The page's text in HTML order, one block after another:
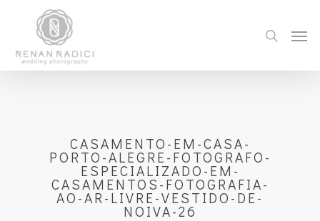
CASAMENTO-EM-CASA-
PORTO-ALEGRE-FOTOGRAFO-
ESPECIALIZADO-EM-
CASAMENTOS-FOTOGRAFIA-
AO-AR-LIVRE-VESTIDO-DE-
NOIVA-26